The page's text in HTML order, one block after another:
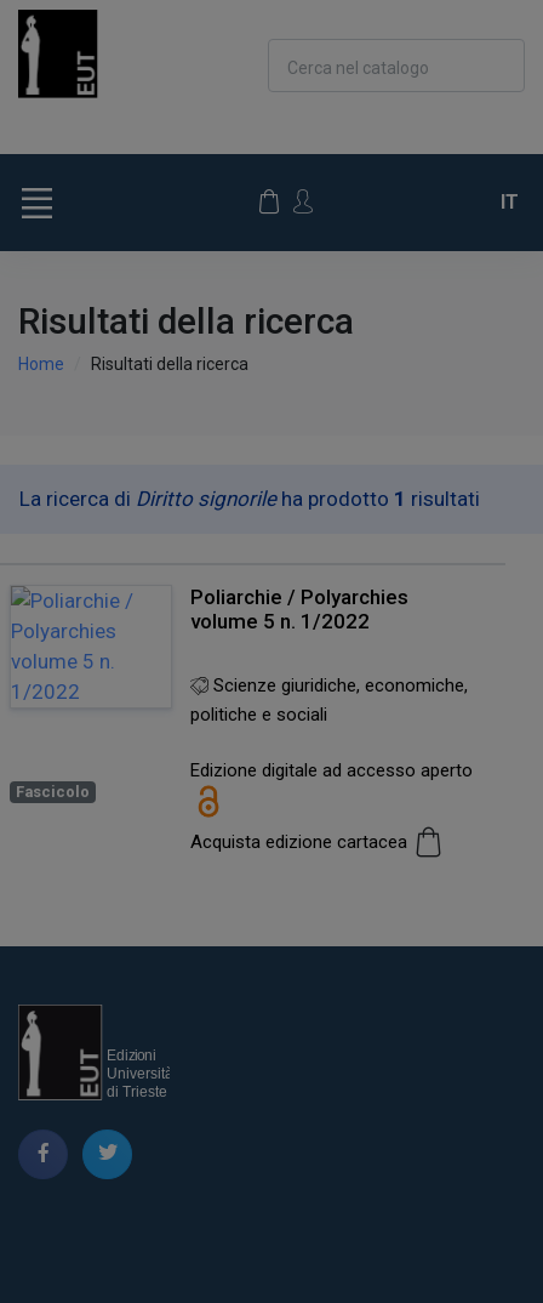
Cerca nel catalogo
IT
Risultati della ricerca
Home Risultati della ricerca
La ricerca di Diritto signorileha prodotto 1 risultati
Fascicolo
Poliarchie / Polyarchies
volume 5 n. 1/2022
Scienze giuridiche, economiche,
politiche e sociali
Edizione digitale ad accesso aperto
Acquista edizione cartacea